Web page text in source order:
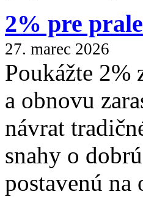
2% pre
27. marec 2026
Poukážte 2%
a obnovu
návrat
snahy o
postavenú na